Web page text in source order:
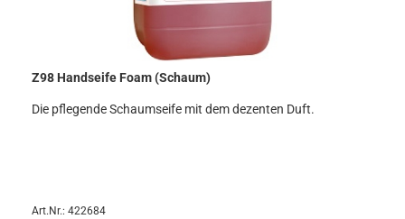
Z98 Handseife Foam (Schaum)
Die pflegende Schaumseife mit dem dezenten Duft.
Art.Nr.: 422684